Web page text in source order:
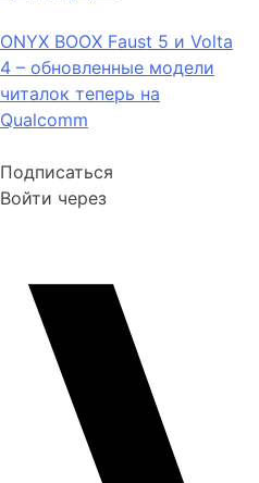
записям
ONYX BOOX Faust 5 и Volta
4 – обновленные модели
читалок теперь на
Qualcomm
Подписаться
Войти через